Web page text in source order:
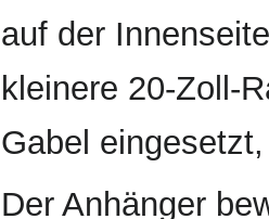
auf der
kleinere 20-Zoll-
Gabel
Der Anhänger